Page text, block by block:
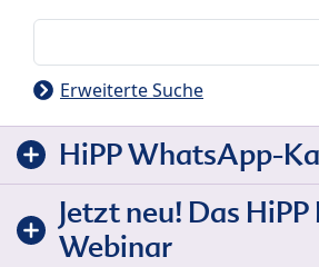
Erweiterte Suche
HiPP WhatsApp-
Jetzt neu! Das
Webinar